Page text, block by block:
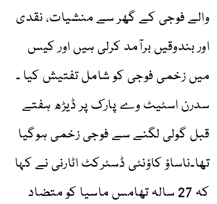
والے فوجی کے گھر سے منشیات، نقدی
اور بندوقیں برآمد کرلی ہیں اور کیس
میں زخمی فوجی کو شامل تفتیش کیا ۔
سدرن اسٹیٹ وے پارک پر ڈیڑھ ہفتے
قبل گولی لگنے سے فوجی زخمی ہوگیا
تھا۔ناساؤ کاؤنٹی ڈسٹرکٹ اٹارنی نے کہا
کہ 27 سالہ تھامس ماسیا کو متضاد